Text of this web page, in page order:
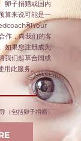
卵子捐赠或国内
算来说可能是一
和Your
作，向我们的客
如果您注册成为
我们起草合同或
用此服务。
（包括卵子捐赠）